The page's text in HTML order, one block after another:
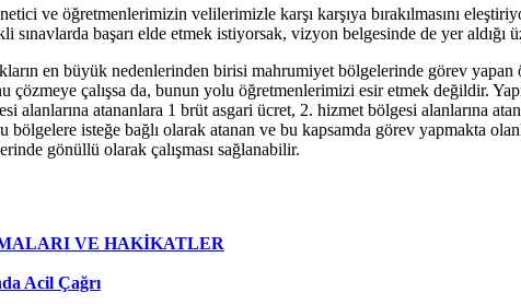
ve öğretmenlerimizin velilerimizle karşı karşıya bırakılmasını
başarı elde etmek istiyorsak, vizyon belgesinde de yer aldığı
en büyük nedenlerinden birisi mahrumiyet bölgelerinde görev
çalışsa da, bunun yolu öğretmenlerimizi esir etmek değildir.
alanlarına atananlara 1 brüt asgari ücret, 2. hizmet bölgesi alanlarına
isteğe bağlı olarak atanan ve bu kapsamda görev yapmakta
gönüllü olarak çalışması sağlanabilir.
VE HAKİKATLER
Acil Çağrı